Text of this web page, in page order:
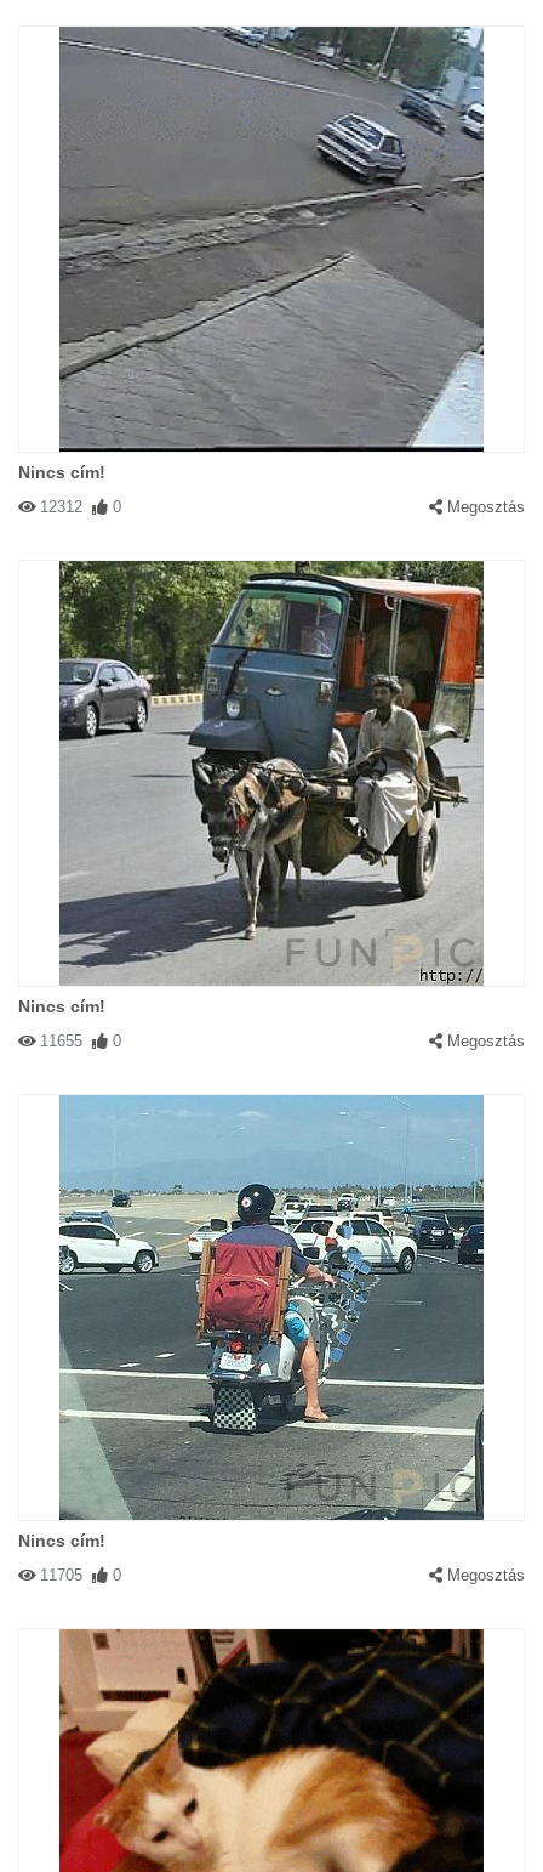
Nincs cím!
12312 0 Megosztás
Nincs cím!
11655 0 Megosztás
Nincs cím!
11705 0 Megosztás